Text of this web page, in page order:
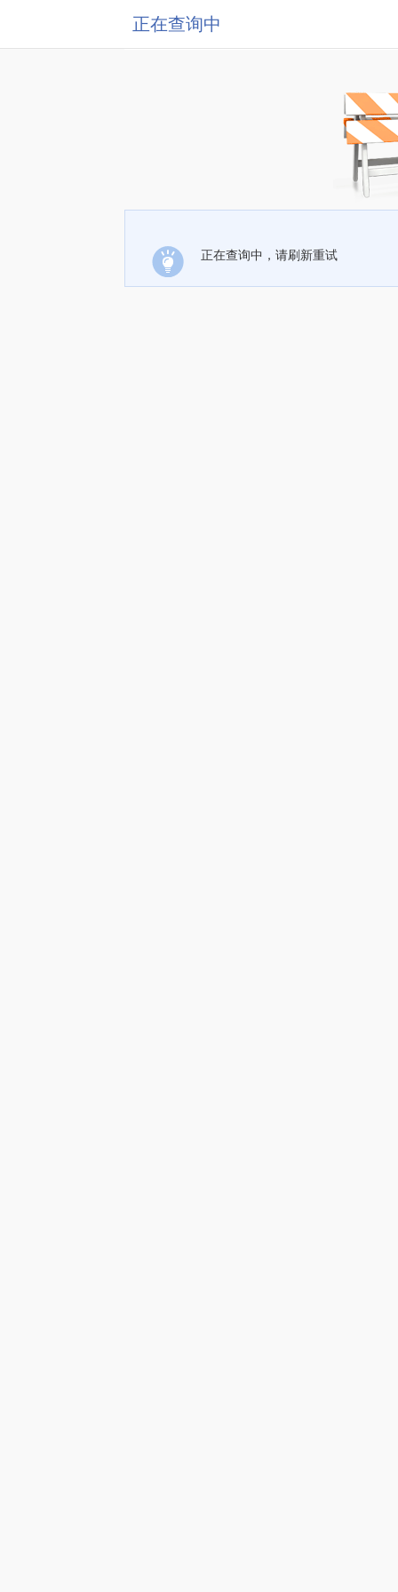
正在查询中
正在查询中，请刷新重试